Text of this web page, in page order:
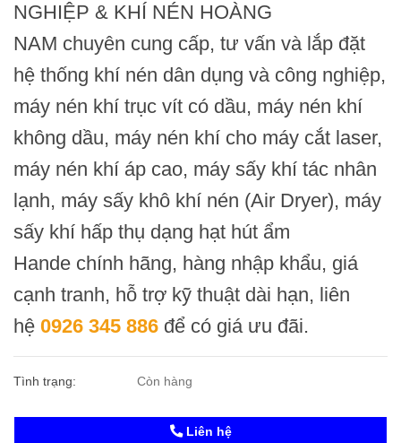
NGHIỆP & KHÍ NÉN HOÀNG
NAM chuyên cung cấp, tư vấn và lắp đặt
hệ thống khí nén dân dụng và công nghiệp,
máy nén khí trục vít có dầu, máy nén khí
không dầu, máy nén khí cho máy cắt laser,
máy nén khí áp cao, máy sấy khí tác nhân
lạnh, máy sấy khô khí nén (Air Dryer), máy
sấy khí hấp thụ dạng hạt hút ẩm
Hande chính hãng, hàng nhập khẩu, giá
cạnh tranh, hỗ trợ kỹ thuật dài hạn, liên
hệ 0926 345 886 để có giá ưu đãi.
Tình trạng: Còn hàng
Liên hệ